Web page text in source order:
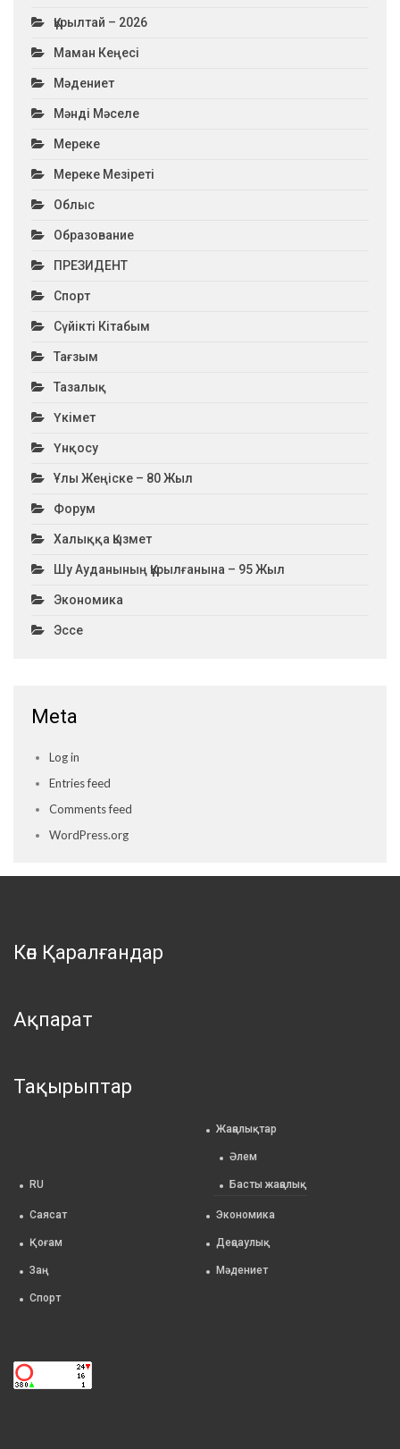
Құрылтай – 2026
Маман Кеңесі
Мәдениет
Мәнді Мәселе
Мереке
Мереке Мезіреті
Облыс
Образование
ПРЕЗИДЕНТ
Спорт
Сүйікті Кітабым
Тағзым
Тазалық
Үкімет
Үнқосу
Ұлы Жеңіске – 80 Жыл
Форум
Халыққа Қызмет
Шу Ауданының Құрылғанына – 95 Жыл
Экономика
Эссе
Meta
Log in
Entries feed
Comments feed
WordPress.org
Көп Қаралғандар
Ақпарат
Тақырыптар
RU
Жаңалықтар
Әлем
Басты жаңалық
Саясат Экономика
Қоғам Деңсаулық
Заң Мәдениет
Спорт